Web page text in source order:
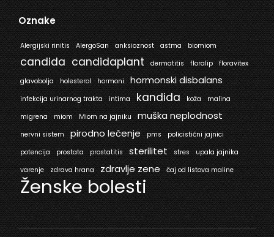
Oznake
Alergijski rinitis AlergoSan anksioznost astma biomiom
candida candidaplant dermatitis floralip
floravitex
glavobolja
holesterol hormoni hormonski disbalans
infekcija urinarnog trakta intima kandida koža
malina
migrena
miom Miom na jajniku muška neplodnost
nervni sistem pirodno lečenje pms
policistični jajnici
potencija
prostata prostatitis sterilitet stres
upala jajnika
varenje
zdrava hrana zdravlje zene čaj od listova maline
Ženske bolesti